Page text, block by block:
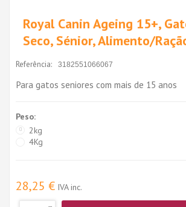
Royal Canin Ageing 15+,
Seco, Sénior, Alimento/
Referência: 3182551066067
Para gatos seniores com mais de 15 anos
Peso:
2kg
4Kg
28,25 € IVA inc.